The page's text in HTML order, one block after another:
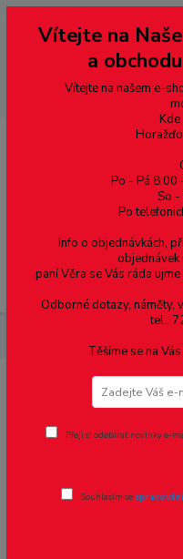
--- pro zákazníky ze Slovenska
přepněte si e-shop na euro
dobírky – pokud si z
domluvě zaslána znovu s
případě bude zrušena a
Ruční
21ks
Vítejte na
a
Vítejte na našem e-
Kde
Po - Pá
So
Po
Info o objednávkách,
paní Věra se Vás ráda
Odborné dotazy, náměty,
tel.:
Těšíme se na
Přeji si odebírat novinky e-
Souhlasím se